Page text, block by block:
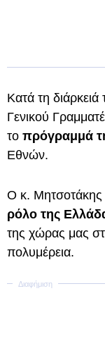
Κατά τη
Γενικού
το πρόγραμμά
Εθνών.
Ο κ. Μητσοτάκης
ρόλο της
της χώρας μας
πολυμέρεια.